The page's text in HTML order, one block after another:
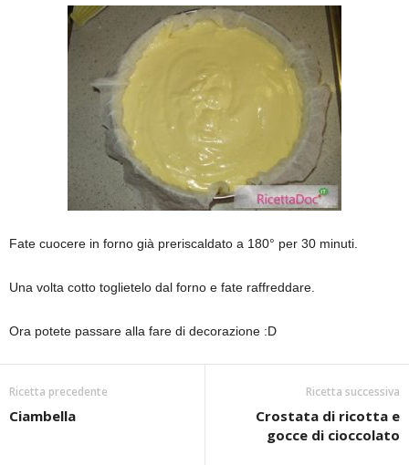
Fate cuocere in forno già preriscaldato a 180° per 30 minuti.
Una volta cotto toglietelo dal forno e fate raffreddare.
Ora potete passare alla fare di decorazione :D
Ricetta precedente
Ciambella
Ricetta successiva
Crostata di ricotta e
gocce di cioccolato